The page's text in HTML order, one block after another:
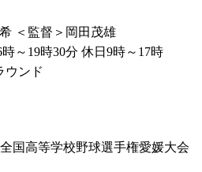
＜監督＞岡田茂雄
～19時30分 休日9時～17時
ウンド
国高等学校野球選手権愛媛大会